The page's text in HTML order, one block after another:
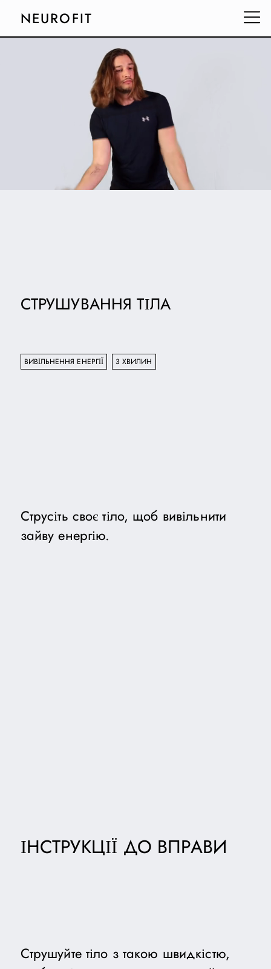
NEUROFIT
СТРУШУВАННЯ ТІЛА
ВИВІЛЬНЕННЯ ЕНЕРГІЇ 3 ХВИЛИН
Струсіть своє тіло, щоб вивільнити
зайву енергію.
ІНСТРУКЦІЇ ДО ВПРАВИ
Струшуйте тіло з такою швидкістю,